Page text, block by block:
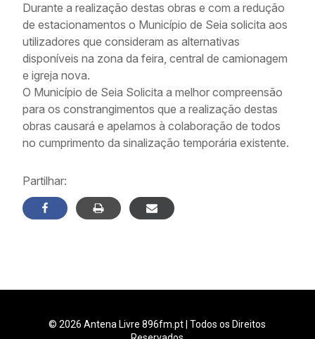
Durante a realização destas obras e com a redução
de estacionamentos o Município de Seia solicita aos
utilizadores que consideram as alternativas
disponíveis na zona da feira, central de camionagem
e igreja nova.
O Município de Seia Solicita a melhor compreensão
para os constrangimentos que a realização destas
obras causará e apelamos à colaboração de todos
no cumprimento da sinalização temporária existente.
Partilhar:
© 2026 Antena Livre 896fm.pt | Todos os Direitos